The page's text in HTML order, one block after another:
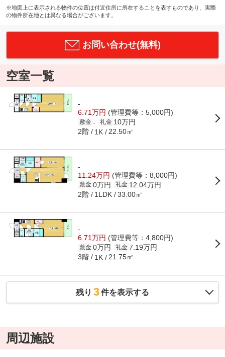
※地図上に表示される物件の位置は付近住所に所在することを表すものであり、実際
の物件所在地とは異なる場合がございます。
お問い合わせ(無料)
空室一覧
-
6.71万円 (管理費等：5,000円)
敷金 - 礼金 10万円
2階 1K 22.50㎡
-
11.24万円 (管理費等：8,000円)
敷金 0万円 礼金 12.04万円
2階 1LDK 33.00㎡
-
6.71万円 (管理費等：4,800円)
敷金 0万円 礼金 7.19万円
3階 1K 21.75㎡
残り 3件を表示する
周辺施設